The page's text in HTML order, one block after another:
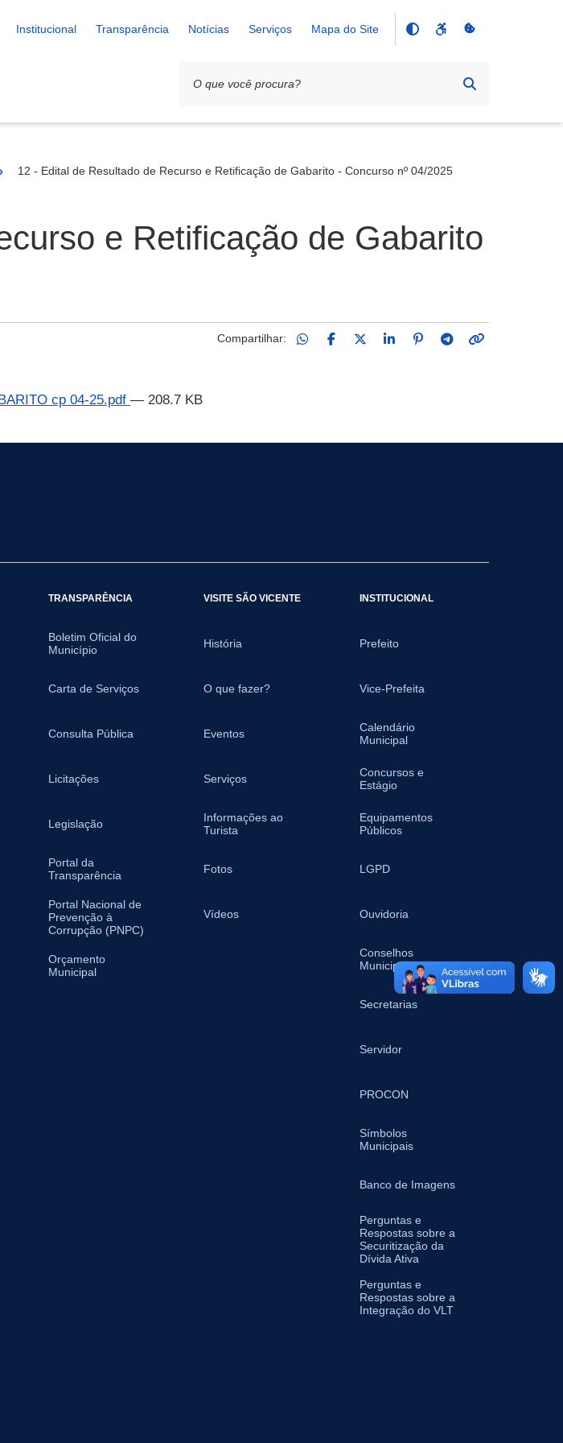
Institucional Transparência Notícias Serviços Mapa do Site
12 - Edital de Resultado de Recurso e Retificação de Gabarito - Concurso nº 04/2025
e Retificação de Gabarito
Compartilhar:
cp 04-25.pdf — 208.7 KB
TRANSPARÊNCIA
Boletim Oficial do
Município
Carta de Serviços
Consulta Pública
Licitações
Legislação
Portal da
Transparência
Portal Nacional de
Prevenção à
Corrupção (PNPC)
Orçamento
Municipal
VISITE SÃO VICENTE
História
O que fazer?
Eventos
Serviços
Informações ao
Turista
Fotos
Vídeos
INSTITUCIONAL
Prefeito
Vice-Prefeita
Calendário
Municipal
Concursos e
Estágio
Equipamentos
Públicos
LGPD
Ouvidoria
Conselhos
Municipais
Secretarias
Servidor
PROCON
Símbolos
Municipais
Banco de Imagens
Perguntas e
Respostas sobre a
Securitização da
Dívida Ativa
Perguntas e
Respostas sobre a
Integração do VLT